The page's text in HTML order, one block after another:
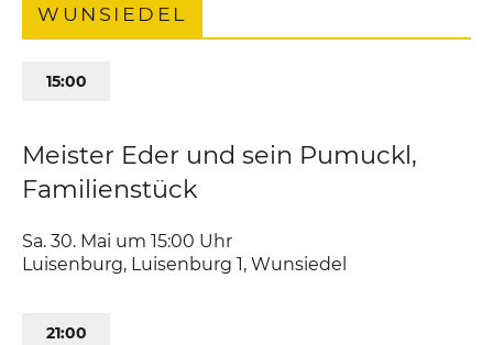
WUNSIEDEL
15:00
Meister Eder und sein Pumuckl,
Familienstück
Sa. 30. Mai um 15:00 Uhr
Luisenburg, Luisenburg 1 Wunsiedel
21:00